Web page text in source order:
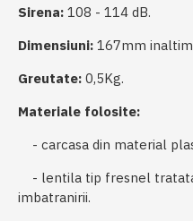
Sirena: 108 - 114 dB.
Dimensiuni: 167mm
Greutate: 0,5Kg.
Materiale folosite:
- carcasa din material
- lentila tip fresnel
imbatranirii.